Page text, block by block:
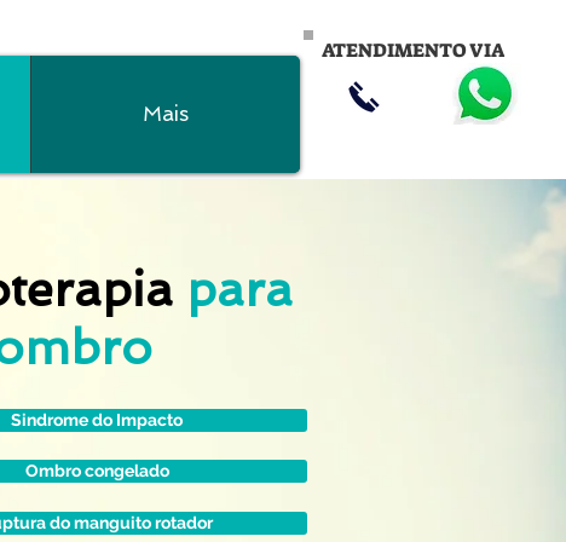
Mais
ATENDIMENTO VIA
para
Sindrome do Impacto
Ombro congelado
do manguito rotador